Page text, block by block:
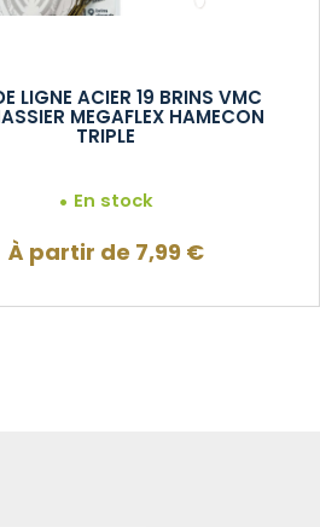
LIGNE ACIER 19 BRINS VMC
MEGAFLEX HAMECON
TRIPLE
En stock
À partir de 7,99 €